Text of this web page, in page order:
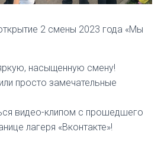
2 смены 2023 года «Мы
насыщенную смену!
просто замечательные
видео-клипом с прошедшего
лагеря «Вконтакте»!